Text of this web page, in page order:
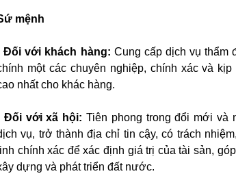
mệnh
Đối với khách hàng: Cung cấp dịch vụ thẩm
một các chuyên nghiệp, chính xác và
nhất cho khác hàng.
Đối với xã hội: Tiên phong trong đổi mới và
vụ, trở thành địa chỉ tin cậy, có trách
chính xác để xác định giá trị của tài sản,
dựng và phát triển đất nước.